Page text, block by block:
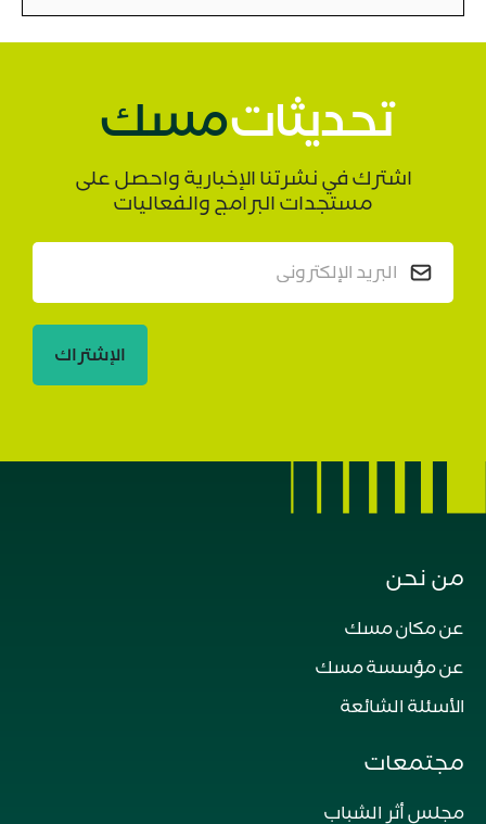
مسكتحديثات
اشترك في نشرتنا الإخبارية واحصل على
مستجدات البرامج والفعاليات
الإشتراك
من نحن
عن مكان مسك
عن مؤسسة مسك
الأسئلة الشائعة
مجتمعات
مجلس أثر الشباب